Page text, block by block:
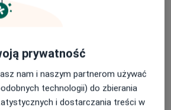
są ceny?
prywatność
nam i naszym partnerom używać
technologii) do zbierania
i dostarczania treści w